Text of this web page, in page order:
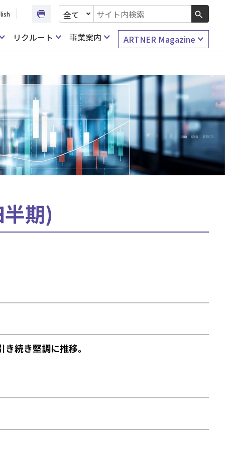
文書種別を選択
検索キーワード入力
リクルート
事業案内 ARTNER Magazine
期)
続き堅調に推移。